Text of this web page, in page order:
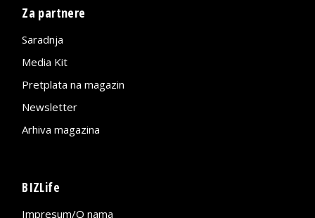
Za partnere
Saradnja
Media Kit
Pretplata na magazin
Newsletter
Arhiva magazina
BIZLife
Impresum/O nama